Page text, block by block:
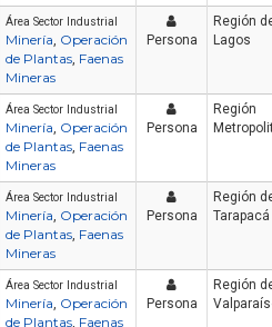
Área Sector Industrial
Minería, Operación
de Plantas, Faenas
Mineras
Persona
Región
Lagos
Área Sector Industrial
Minería, Operación
de Plantas, Faenas
Mineras
Persona
Región
Área Sector Industrial
Minería, Operación
de Plantas, Faenas
Mineras
Persona
Región
Tarapacá
Área Sector Industrial
Minería, Operación
de Plantas, Faenas
Persona
Región